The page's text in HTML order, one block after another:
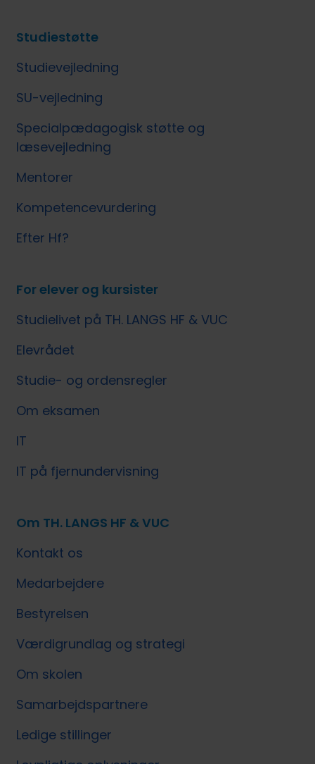
Studiestøtte
Studievejledning
SU-vejledning
Specialpædagogisk støtte og
læsevejledning
Mentorer
Kompetencevurdering
Efter Hf?
For elever og kursister
Studielivet på TH. LANGS HF & VUC
Elevrådet
Studie- og ordensregler
Om eksamen
IT
IT på fjernundervisning
Om TH. LANGS HF & VUC
Kontakt os
Medarbejdere
Bestyrelsen
Værdigrundlag og strategi
Om skolen
Samarbejdspartnere
Ledige stillinger